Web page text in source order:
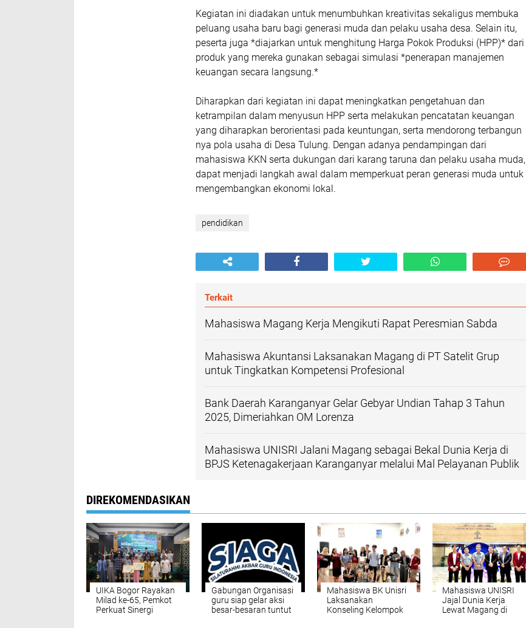
Kegiatan ini diadakan untuk menumbuhkan kreativitas sekaligus membuka
peluang usaha baru bagi generasi muda dan pelaku usaha desa. Selain itu,
peserta juga *diajarkan untuk menghitung Harga Pokok Produksi (HPP)* dari
produk yang mereka gunakan sebagai simulasi *penerapan manajemen
keuangan secara langsung.*
Diharapkan dari kegiatan ini dapat meningkatkan pengetahuan dan
ketrampilan dalam menyusun HPP serta melakukan pencatatan keuangan
yang diharapkan berorientasi pada keuntungan, serta mendorong terbangun
nya pola usaha di Desa Tulung. Dengan adanya pendampingan dari
mahasiswa KKN serta dukungan dari karang taruna dan pelaku usaha muda,
dapat menjadi langkah awal dalam memperkuat peran generasi muda untuk
mengembangkan ekonomi lokal.
pendidikan
Terkait
Mahasiswa Magang Kerja Mengikuti Rapat Peresmian Sabda
Mahasiswa Akuntansi Laksanakan Magang di PT Satelit Grup
untuk Tingkatkan Kompetensi Profesional
Bank Daerah Karanganyar Gelar Gebyar Undian Tahap 3 Tahun
2025, Dimeriahkan OM Lorenza
Mahasiswa UNISRI Jalani Magang sebagai Bekal Dunia Kerja di
BPJS Ketenagakerjaan Karanganyar melalui Mal Pelayanan Publik
DIREKOMENDASIKAN
UIKA Bogor Rayakan
Milad ke-65, Pemkot
Perkuat Sinergi
Gabungan Organisasi
guru siap gelar aksi
besar-besaran tuntut
Mahasiswa BK Unisri
Laksanakan
Konseling Kelompok
Mahasiswa UNISRI
Jajal Dunia Kerja
Lewat Magang di